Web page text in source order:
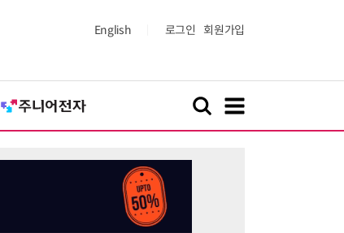
English 로그인 회원가입